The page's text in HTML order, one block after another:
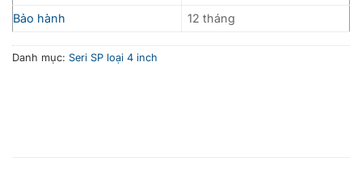
Bảo hành
12 tháng
Danh mục: Seri SP loại 4 inch